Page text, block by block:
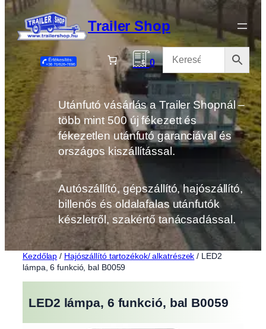
Ugrás
tartalomhoz
Trailer Shop
0
Utánfutó vásárlás a Trailer Shopnál –
több mint 500 új fékezett és
fékezetlen utánfutó garanciával és
országos kiszállítással.
Autószállító, gépszállító, hajószállító,
billenős és oldalafalas utánfutók
készletről, szakértő tanácsadással.
Kezdőlap / Hajószállító tartozékok/ alkatrészek / LED2
lámpa, 6 funkció, bal B0059
LED2 lámpa, 6 funkció, bal B0059